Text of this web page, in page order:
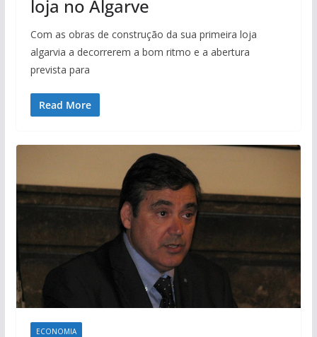
loja no Algarve
Com as obras de construção da sua primeira loja
algarvia a decorrerem a bom ritmo e a abertura
prevista para
Read More
ECONOMIA